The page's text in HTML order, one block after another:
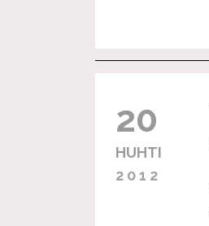
20
HUHTI
2012